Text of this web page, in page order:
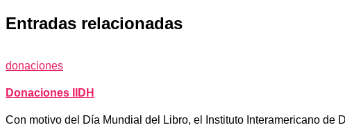
Entradas relacionadas
donaciones
Donaciones IIDH
Con motivo del Día Mundial del Libro, el Instituto Interamericano